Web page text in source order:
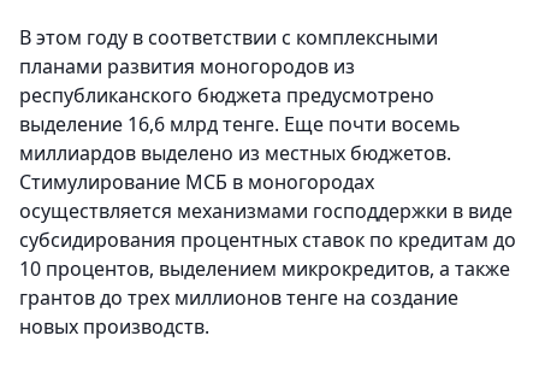
В этом году в соответствии с комплексными
планами развития моногородов из
республиканского бюджета предусмотрено
выделение 16,6 млрд тенге. Еще почти восемь
миллиардов выделено из местных бюджетов.
Стимулирование МСБ в моногородах
осуществляется механизмами господдержки в виде
субсидирования процентных ставок по кредитам до
10 процентов, выделением микрокредитов, а также
грантов до трех миллионов тенге на создание
новых производств.